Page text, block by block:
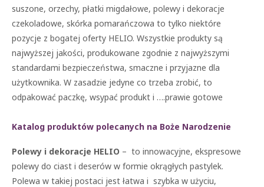
suszone, orzechy, płatki migdałowe, polewy i dekoracje
czekoladowe, skórka pomarańczowa to tylko niektóre
pozycje z bogatej oferty HELIO. Wszystkie produkty są
najwyższej jakości, produkowane zgodnie z najwyższymi
standardami bezpieczeństwa, smaczne i przyjazne dla
użytkownika. W zasadzie jedyne co trzeba zrobić, to
odpakować paczkę, wsypać produkt i ….prawie gotowe
Katalog produktów polecanych na Boże Narodzenie
Polewy i dekoracje HELIO – to innowacyjne, ekspresowe
polewy do ciast i deserów w formie okrągłych pastylek.
Polewa w takiej postaci jest łatwa i szybka w użyciu,